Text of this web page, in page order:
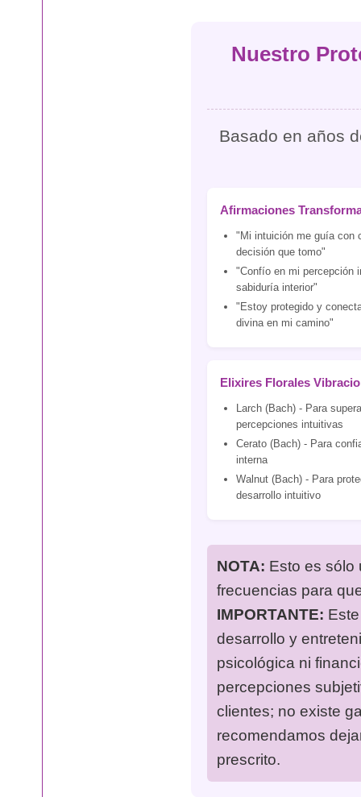
Nuestro
Basado en años
Afirmaciones
"Mi intuición me guía con
decisión que tomo"
"Confío en mi percepción
sabiduría interior"
"Estoy protegido y
divina en mi camino"
Elixires Florales
Larch (Bach) - Para
percepciones intuitivas
Cerato (Bach) - Para
interna
Walnut (Bach) - Para
desarrollo intuitivo
NOTA: Esto es sólo
frecuencias para
IMPORTANTE:
desarrollo y
psicológica ni
percepciones
clientes; no existe
recomendamos
prescrito.